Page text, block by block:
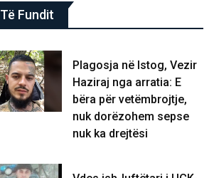
Të Fundit
Plagosja në Istog, Vezir
Haziraj nga arratia: E
bëra për vetëmbrojtje,
nuk dorëzohem sepse
nuk ka drejtësi